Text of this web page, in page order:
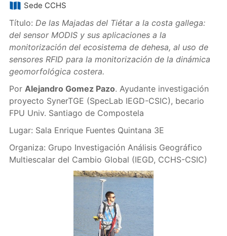
Sede CCHS
Título: De las Majadas del Tiétar a la costa gallega:
del sensor MODIS y sus aplicaciones a la
monitorización del ecosistema de dehesa, al uso de
sensores RFID para la monitorización de la dinámica
geomorfológica costera.
Por Alejandro Gomez Pazo. Ayudante investigación
proyecto SynerTGE (SpecLab IEGD-CSIC), becario
FPU Univ. Santiago de Compostela
Lugar: Sala Enrique Fuentes Quintana 3E
Organiza: Grupo Investigación Análisis Geográfico
Multiescalar del Cambio Global (IEGD, CCHS-CSIC)